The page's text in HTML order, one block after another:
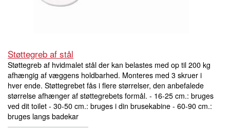
Støttegreb af stål
Støttegreb af hvidmalet stål der kan belastes med op til 200 kg
afhængig af væggens holdbarhed. Monteres med 3 skruer i
hver ende. Støttegrebet fås i flere størrelser, den anbefalede
størrelse afhænger af støttegrebets formål. - 16-25 cm.: bruges
ved dit toilet - 30-50 cm.: bruges i din brusekabine - 60-90 cm.:
bruges langs badekar